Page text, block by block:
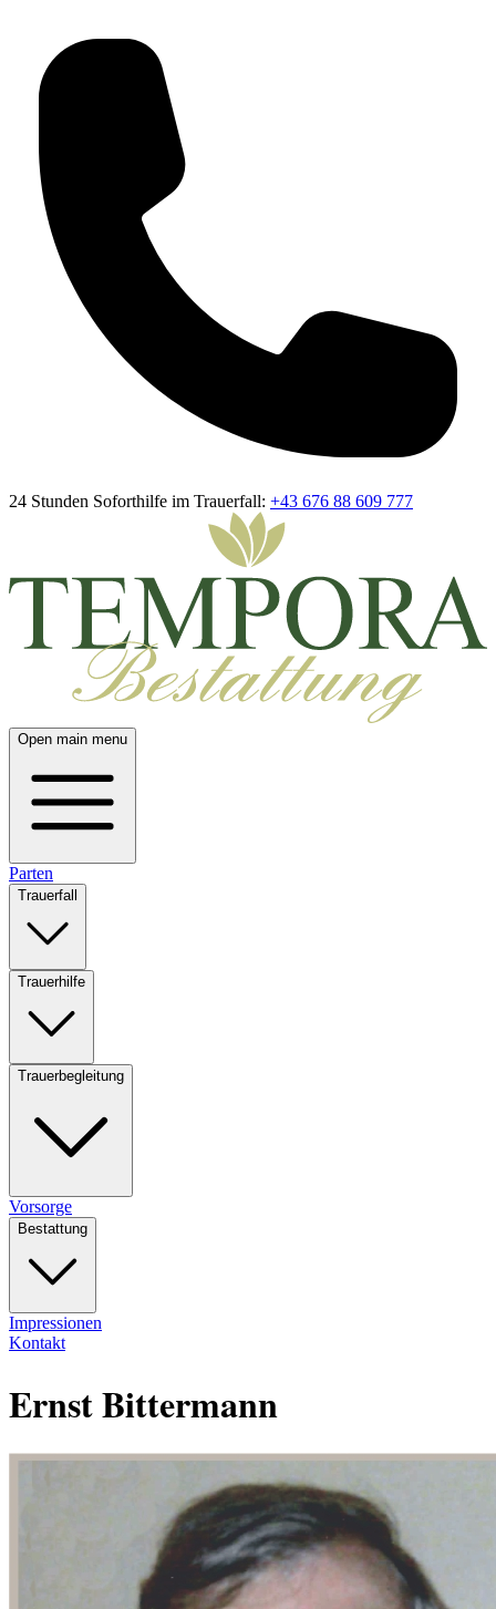
24 Stunden Soforthilfe im Trauerfall: +43 676 88 609 777
Open main menu
Parten
Trauerfall
Trauerhilfe
Trauerbegleitung
Vorsorge
Bestattung
Impressionen
Kontakt
Ernst Bittermann